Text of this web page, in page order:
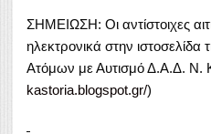
ΣΗΜΕΙΩΣΗ: Οι αντίστοιχες
ηλεκτρονικά στην ιστοσελίδα
Ατόμων με Αυτισμό Δ.Α.Δ. Ν.
kastoria.blogspot.gr/)